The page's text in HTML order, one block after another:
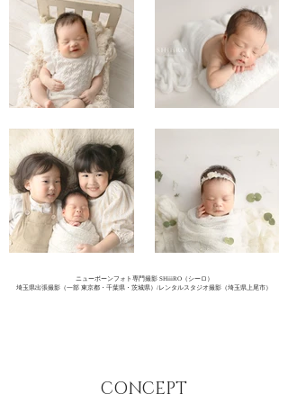
ニューボーンフォト専門撮影 SHiiiRO（シーロ）
埼玉県出張撮影（一部 東京都・千葉県・茨城県）​/レンタルスタジオ撮影（埼玉県上尾市）
CONCEPT